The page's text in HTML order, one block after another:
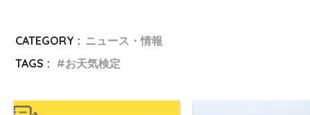
CATEGORY : ニュース・情報
TAGS :
お天気検定